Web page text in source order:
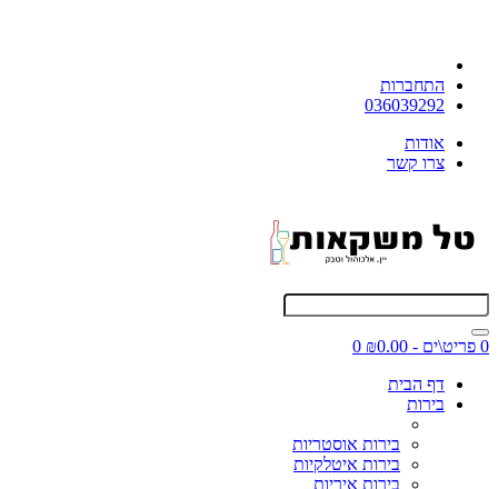
התחברות
036039292
אודות
צרו קשר
0 פריט\ים - ₪0.00
0
דף הבית
בירות
בירות אוסטריות
בירות איטלקיות
בירות איריות